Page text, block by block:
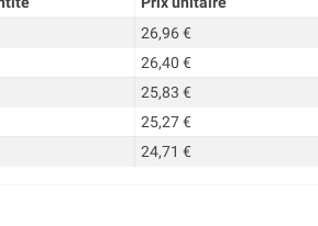
26,96 €
26,40 €
25,83 €
25,27 €
24,71 €